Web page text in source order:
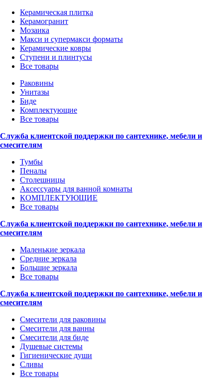
Керамическая плитка
Керамогранит
Мозаика
Макси и супермакси форматы
Керамические ковры
Ступени и плинтусы
Все товары
Раковины
Унитазы
Биде
Комплектующие
Все товары
Служба клиентской поддержки по сантехнике, мебели и
смесителям
Тумбы
Пеналы
Столешницы
Аксессуары для ванной комнаты
КОМПЛЕКТУЮЩИЕ
Все товары
Служба клиентской поддержки по сантехнике, мебели и
смесителям
Маленькие зеркала
Средние зеркала
Большие зеркала
Все товары
Служба клиентской поддержки по сантехнике, мебели и
смесителям
Смесители для раковины
Смесители для ванны
Смесители для биде
Душевые системы
Гигиенические души
Сливы
Все товары